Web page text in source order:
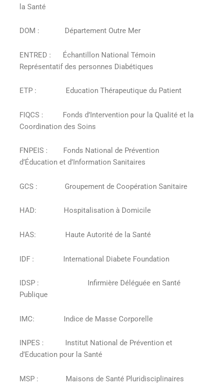
la Santé
DOM : Département Outre Mer
ENTRED : Échantillon National Témoin
Représentatif des personnes Diabétiques
ETP : Education Thérapeutique du Patient
FIQCS : Fonds d’Intervention pour la Qualité et la
Coordination des Soins
FNPEIS : Fonds National de Prévention
d’Éducation et d’Information Sanitaires
GCS : Groupement de Coopération Sanitaire
HAD: Hospitalisation à Domicile
HAS: Haute Autorité de la Santé
IDF : International Diabete Foundation
IDSP : Infirmière Déléguée en Santé
Publique
IMC: Indice de Masse Corporelle
INPES : Institut National de Prévention et
d’Education pour la Santé
MSP : Maisons de Santé Pluridisciplinaires